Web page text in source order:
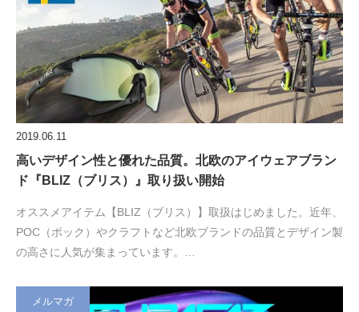
2019.06.11
高いデザイン性と優れた品質。北欧のアイウェアブラン
ド『BLIZ（ブリス）』取り扱い開始
オススメアイテム【BLIZ（ブリス）】取扱はじめました。近年、
POC（ポック）やクラフトなど北欧ブランドの品質とデザイン製
の高さに人気が集まっています。…
メルマガ